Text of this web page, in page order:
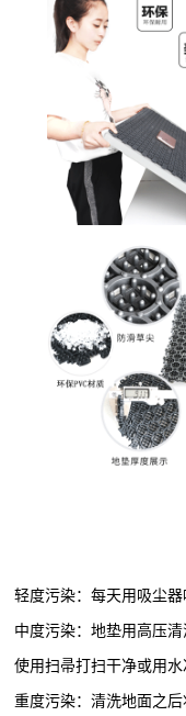
轻度污染：每天用吸尘器
中度污染：地垫用高压
使用扫帚打扫干净或用水
重度污染：清洗地面之